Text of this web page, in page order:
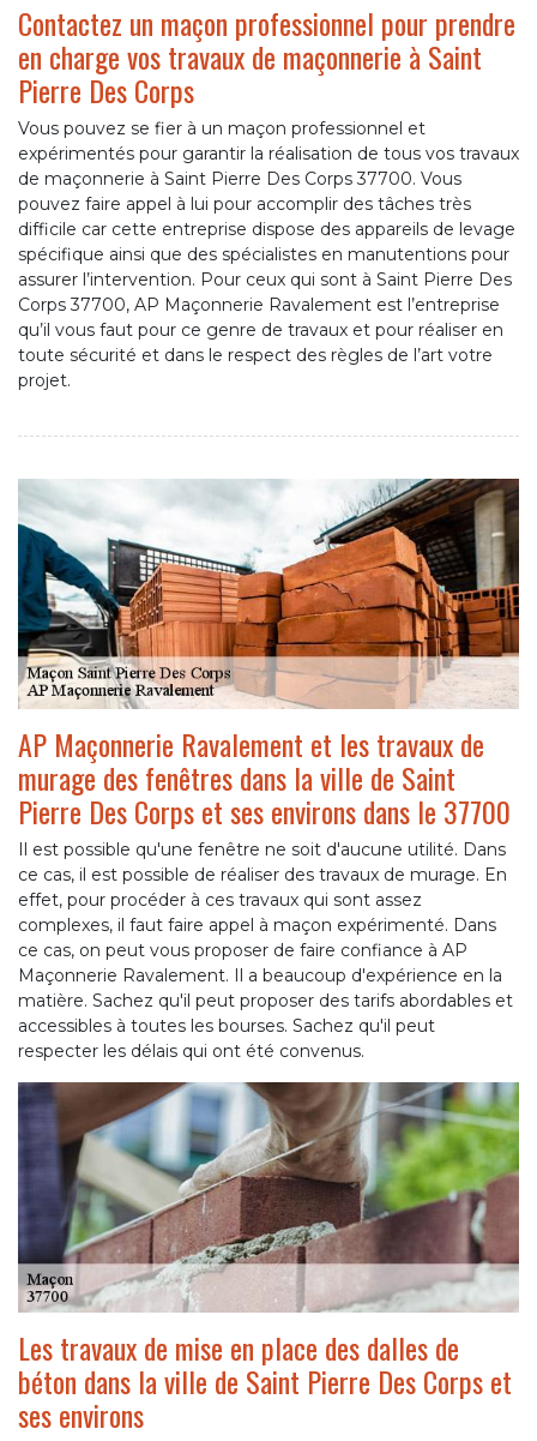
Contactez un maçon professionnel pour prendre
en charge vos travaux de maçonnerie à Saint
Pierre Des Corps
Vous pouvez se fier à un maçon professionnel et
expérimentés pour garantir la réalisation de tous vos travaux
de maçonnerie à Saint Pierre Des Corps 37700. Vous
pouvez faire appel à lui pour accomplir des tâches très
difficile car cette entreprise dispose des appareils de levage
spécifique ainsi que des spécialistes en manutentions pour
assurer l’intervention. Pour ceux qui sont à Saint Pierre Des
Corps 37700, AP Maçonnerie Ravalement est l’entreprise
qu’il vous faut pour ce genre de travaux et pour réaliser en
toute sécurité et dans le respect des règles de l’art votre
projet.
AP Maçonnerie Ravalement et les travaux de
murage des fenêtres dans la ville de Saint
Pierre Des Corps et ses environs dans le 37700
Il est possible qu'une fenêtre ne soit d'aucune utilité. Dans
ce cas, il est possible de réaliser des travaux de murage. En
effet, pour procéder à ces travaux qui sont assez
complexes, il faut faire appel à maçon expérimenté. Dans
ce cas, on peut vous proposer de faire confiance à AP
Maçonnerie Ravalement. Il a beaucoup d'expérience en la
matière. Sachez qu'il peut proposer des tarifs abordables et
accessibles à toutes les bourses. Sachez qu'il peut
respecter les délais qui ont été convenus.
Les travaux de mise en place des dalles de
béton dans la ville de Saint Pierre Des Corps et
ses environs